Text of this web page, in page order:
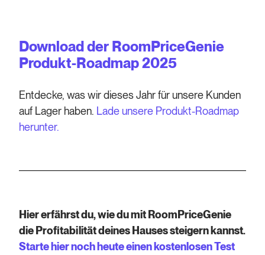
Download der RoomPriceGenie
Produkt-Roadmap 2025
Entdecke, was wir dieses Jahr für unsere Kunden
auf Lager haben. Lade unsere Produkt-Roadmap
herunter.
Hier erfährst du, wie du mit RoomPriceGenie
die Profitabilität deines Hauses steigern kannst.
Starte hier noch heute einen kostenlosen Test